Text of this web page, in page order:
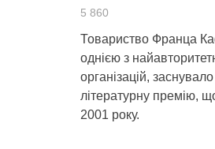
5 860
Товариство Франца
однією з
організацій,
літературну премію,
2001 року.